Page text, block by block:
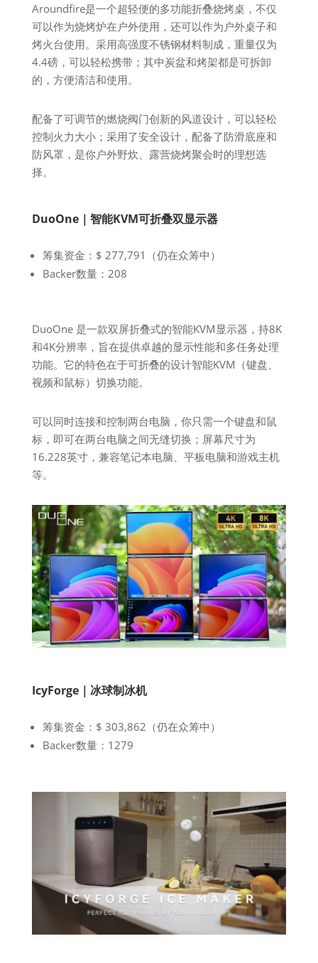
Aroundfire是一个超轻便的多功能折叠烧烤桌，不仅
可以作为烧烤炉在户外使用，还可以作为户外桌子和
烤火台使用。采用高强度不锈钢材料制成，重量仅为
4.4磅，可以轻松携带；其中炭盆和烤架都是可拆卸
的，方便清洁和使用。
配备了可调节的燃烧阀门创新的风道设计，可以轻松
控制火力大小；采用了安全设计，配备了防滑底座和
防风罩，是你户外野炊、露营烧烤聚会时的理想选
择。
DuoOne｜智能KVM可折叠双显示器
筹集资金：$ 277,791（仍在众筹中）
Backer数量：208
DuoOne 是一款双屏折叠式的智能KVM显示器，持8K
和4K分辨率，旨在提供卓越的显示性能和多任务处理
功能。它的特色在于可折叠的设计智能KVM（键盘、
视频和鼠标）切换功能。
可以同时连接和控制两台电脑，你只需一个键盘和鼠
标，即可在两台电脑之间无缝切换；屏幕尺寸为
16.228英寸，兼容笔记本电脑、平板电脑和游戏主机
等。
IcyForge｜冰球制冰机
筹集资金：$ 303,862（仍在众筹中）
Backer数量：1279